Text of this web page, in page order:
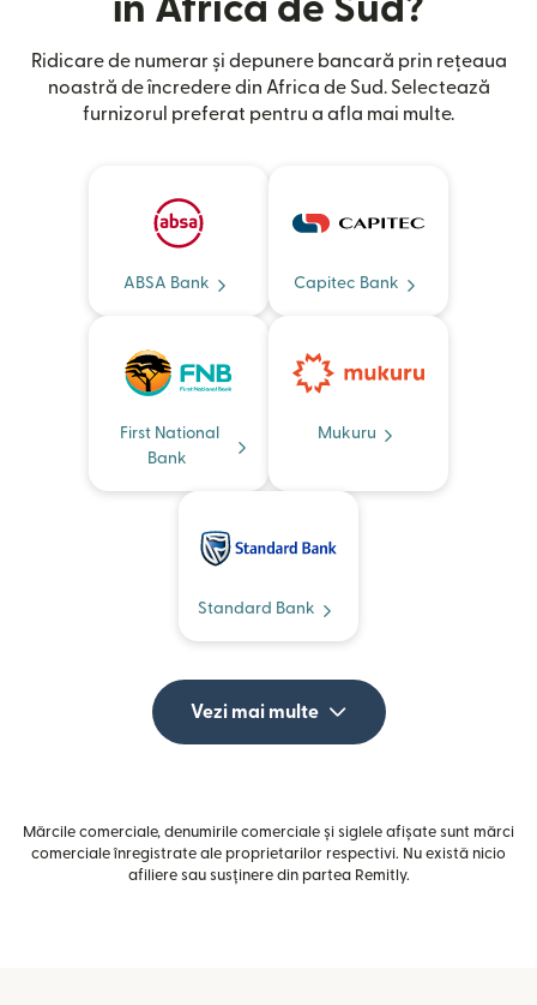
în Africa de Sud?
Ridicare de numerar și depunere bancară prin rețeaua
noastră de încredere din Africa de Sud. Selectează
furnizorul preferat pentru a afla mai multe.
ABSA Bank Capitec Bank
First National
Bank
Mukuru
Standard Bank
Vezi mai multe
Mărcile comerciale, denumirile comerciale și siglele afișate sunt mărci
comerciale înregistrate ale proprietarilor respectivi. Nu există nicio
afiliere sau susținere din partea Remitly.